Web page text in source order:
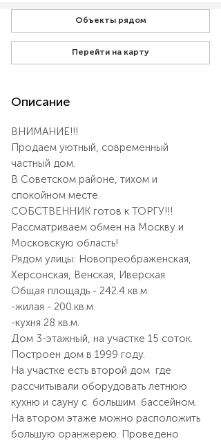
Объекты рядом
Перейти на карту
Описание
ВНИМАНИЕ!!!
Продаем уютный, современный
частный дом.
В Советском районе, тихом и
спокойном месте.
СОБСТВЕННИК готов к ТОРГУ!!!
Рассматриваем обмен на Москву и
Московскую область!
Рядом улицы: Новопреображенская,
Херсонская, Венская, Иверская.
Общая площадь - 242.4 кв.м.
-жилая - 200.кв.м.
-кухня 28 кв.м.
Дом 3-этажный, на участке 15 соток.
Построен дом в 1999 году.
На участке есть второй дом где
рассчитывали оборудовать летнюю
кухню и сауну с большим бассейном.
На втором этаже можно расположить
большую оранжерею. Проведено